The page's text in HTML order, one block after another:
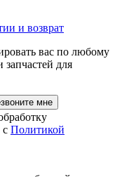
и возврат
вас по любому
запчастей для
мне
с Политикой